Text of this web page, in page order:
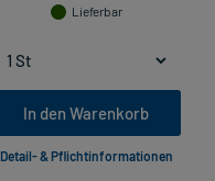
Lieferbar
In den Warenkorb
Detail- & Pflichtinformationen